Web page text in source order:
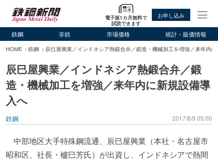
電子版1カ月無料で
試読できます
お申し込み
鉄鋼 非鉄 市場価格 統計・販価情報
HOME 鉄鋼 辰巳屋興業／インドネシア熱鍛合弁／鍛造・機械加工を増強／来年内
辰巳屋興業／インドネシア熱鍛合弁／鍛
造・機械加工を増強／来年内に新規設備導
入へ
鉄鋼 2017/8/9 05:00
中部地区大手特殊鋼流通、辰巳屋興業（本社・名古屋市
昭和区、社長・櫨巳芳氏）が出資し、インドネシアで熱間